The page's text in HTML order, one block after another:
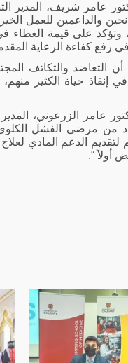
عامر شريف، المدير
والداعمين للعمل
وتؤكد على قيمة العطاء
رفع كفاءة الرعاية
والتكاتف
إنقاذ حياة الكثير
عامر الزرعوني،
من مرضى الفشل الكلوي
الدعم المادي
أولاً “.